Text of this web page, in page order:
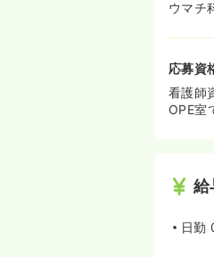
ウマチ
応募資
看護師
OPE室
給
日勤